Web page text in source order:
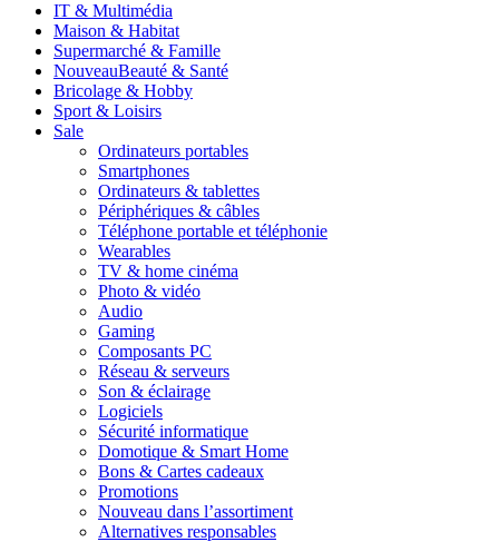
IT & Multimédia
Maison & Habitat
Supermarché & Famille
NouveauBeauté & Santé
Bricolage & Hobby
Sport & Loisirs
Sale
Ordinateurs portables
Smartphones
Ordinateurs & tablettes
Périphériques & câbles
Téléphone portable et téléphonie
Wearables
TV & home cinéma
Photo & vidéo
Audio
Gaming
Composants PC
Réseau & serveurs
Son & éclairage
Logiciels
Sécurité informatique
Domotique & Smart Home
Bons & Cartes cadeaux
Promotions
Nouveau dans l’assortiment
Alternatives responsables